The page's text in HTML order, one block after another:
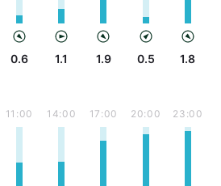
0.6 1.1 1.9 0.5 1.8
11:00 14:00 17:00 20:00 23:00